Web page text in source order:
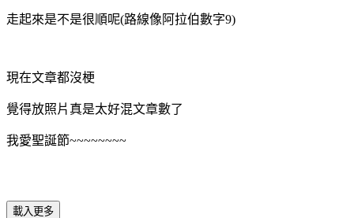
走起來是不是很順呢(路線像阿拉伯數字9)
現在文章都沒梗
覺得放照片真是太好混文章數了
我愛聖誕節~~~~~~~~
載入更多